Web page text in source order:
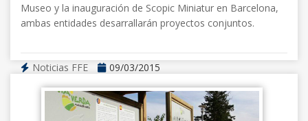
Museo y la inauguración de Scopic Miniatur en Barcelona,
ambas entidades desarrallarán proyectos conjuntos.
Noticias FFE 09/03/2015